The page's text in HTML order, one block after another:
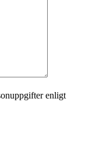
enligt